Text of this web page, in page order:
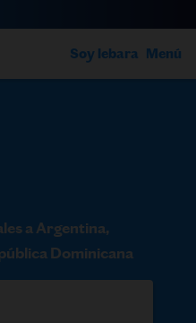
Soy lebara Menú
a Argentina,
Dominicana